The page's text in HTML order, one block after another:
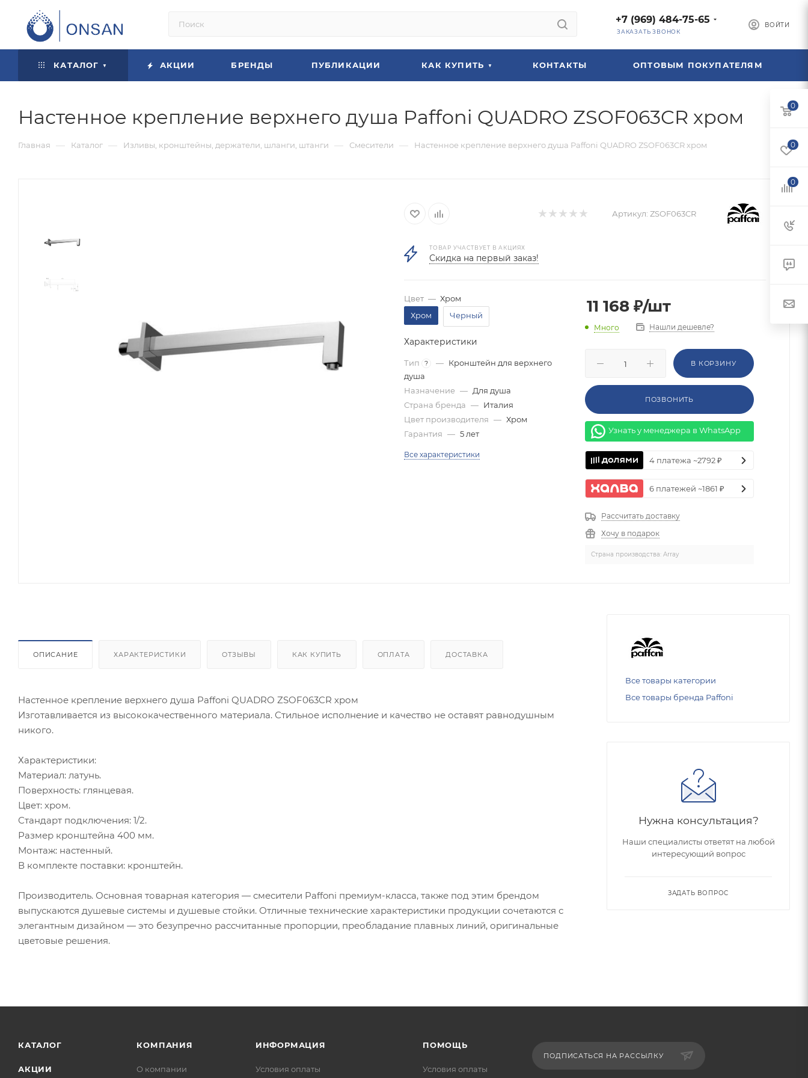
ВОЙТИ
+7 (969) 484-75-65
ЗАКАЗАТЬ ЗВОНОК
КАТАЛОГ АКЦИИ БРЕНДЫ ПУБЛИКАЦИИ КАК КУПИТЬ КОНТАКТЫ ОПТОВЫМ ПОКУПАТЕЛЯМ
Настенное крепление верхнего душа Paffoni QUADRO ZSOF063CR хром
Главная — Каталог — Изливы, кронштейны, держатели, шланги, штанги — Смесители — Настенное крепление верхнего душа Paffoni QUADRO ZSOF063CR хром
Артикул: ZSOF063CR
ТОВАР УЧАСТВУЕТ В АКЦИЯХ
Скидка на первый заказ!
Цвет — Хром
Хром
Черный
Характеристики
Тип ? — Кронштейн для верхнего
душа
Назначение — Для душа
Страна бренда — Италия
Цвет производителя — Хром
Гарантия — 5 лет
Все характеристики
11 168 ₽/шт
Много Нашли дешевле?
В КОРЗИНУ
ПОЗВОНИТЬ
Узнать у менеджера в WhatsApp
4 платежа ~2792 ₽
6 платежей ~1861 ₽
Рассчитать доставку
Хочу в подарок
Страна производства: Array
ОПИСАНИЕ ХАРАКТЕРИСТИКИ ОТЗЫВЫ КАК КУПИТЬ ОПЛАТА ДОСТАВКА
Настенное крепление верхнего душа Paffoni QUADRO ZSOF063CR хром
Изготавливается из высококачественного материала. Стильное исполнение и качество не оставят равнодушным
никого.
Характеристики:
Материал: латунь.
Поверхность: глянцевая.
Цвет: хром.
Стандарт подключения: 1/2.
Размер кронштейна 400 мм.
Монтаж: настенный.
В комплекте поставки: кронштейн.
Производитель. Основная товарная категория — смесители Paffoni премиум-класса, также под этим брендом
выпускаются душевые системы и душевые стойки. Отличные технические характеристики продукции сочетаются с
элегантным дизайном — это безупречно рассчитанные пропорции, преобладание плавных линий, оригинальные
цветовые решения.
Все товары категории
Все товары бренда Paffoni
Нужна консультация?
Наши специалисты ответят на любой
интересующий вопрос
ЗАДАТЬ ВОПРОС
КАТАЛОГ
АКЦИИ
КОМПАНИЯ
О компании
ИНФОРМАЦИЯ
Условия оплаты
ПОМОЩЬ
Условия оплаты
ПОДПИСАТЬСЯ НА РАССЫЛКУ
0
0
0